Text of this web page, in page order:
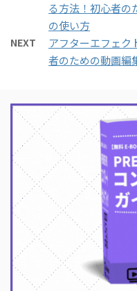
る方法！初心者
の使い方
NEXT
アフターエフェク
者のための動画